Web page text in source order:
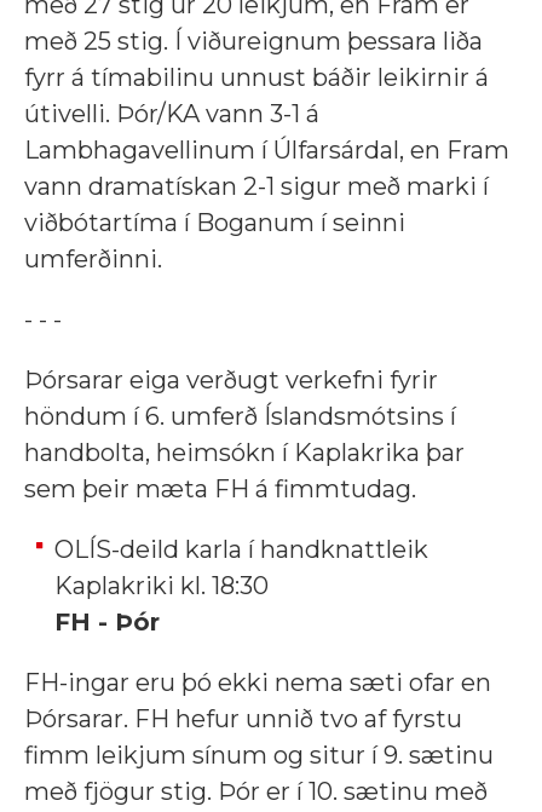
með 25 stig. Í viðureignum þessara liða
fyrr á tímabilinu unnust báðir leikirnir á
útivelli. Þór/KA vann 3-1 á
Lambhagavellinum í Úlfarsárdal, en Fram
vann dramatískan 2-1 sigur með marki í
viðbótartíma í Boganum í seinni
umferðinni.
- - -
Þórsarar eiga verðugt verkefni fyrir
höndum í 6. umferð Íslandsmótsins í
handbolta, heimsókn í Kaplakrika þar
sem þeir mæta FH á fimmtudag.
OLÍS-deild karla í handknattleik
Kaplakriki kl. 18:30
FH - Þór
FH-ingar eru þó ekki nema sæti ofar en
Þórsarar. FH hefur unnið tvo af fyrstu
fimm leikjum sínum og situr í 9. sætinu
með fjögur stig. Þór er í 10. sætinu með